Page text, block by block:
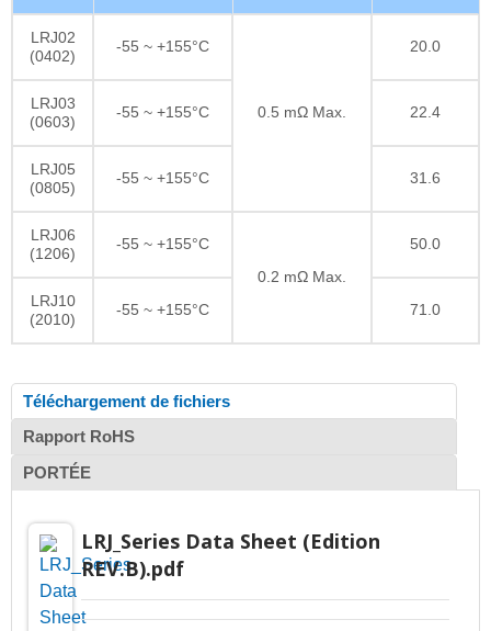
LRJ02
(0402)
-55 ~ +155°C
0.5 mΩ Max.
20.0
LRJ03
(0603)
-55 ~ +155°C 22.4
LRJ05
(0805)
-55 ~ +155°C 31.6
LRJ06
(1206)
-55 ~ +155°C
0.2 mΩ Max.
50.0
LRJ10
(2010)
-55 ~ +155°C 71.0
Téléchargement de fichiers
Rapport RoHS
PORTÉE
LRJ_Series Data Sheet (Edition
REV.B).pdf